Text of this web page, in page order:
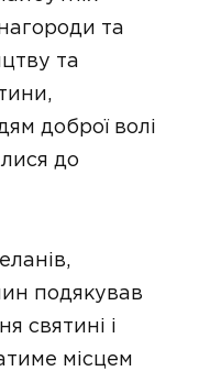
та
та
доброї волі
до
подякував
святині і
місцем